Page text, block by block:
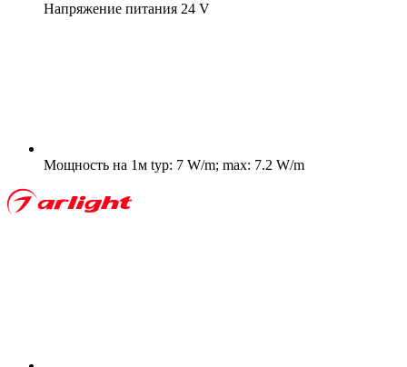
Напряжение питания 24 V
Мощность на 1м typ: 7 W/m; max: 7.2 W/m